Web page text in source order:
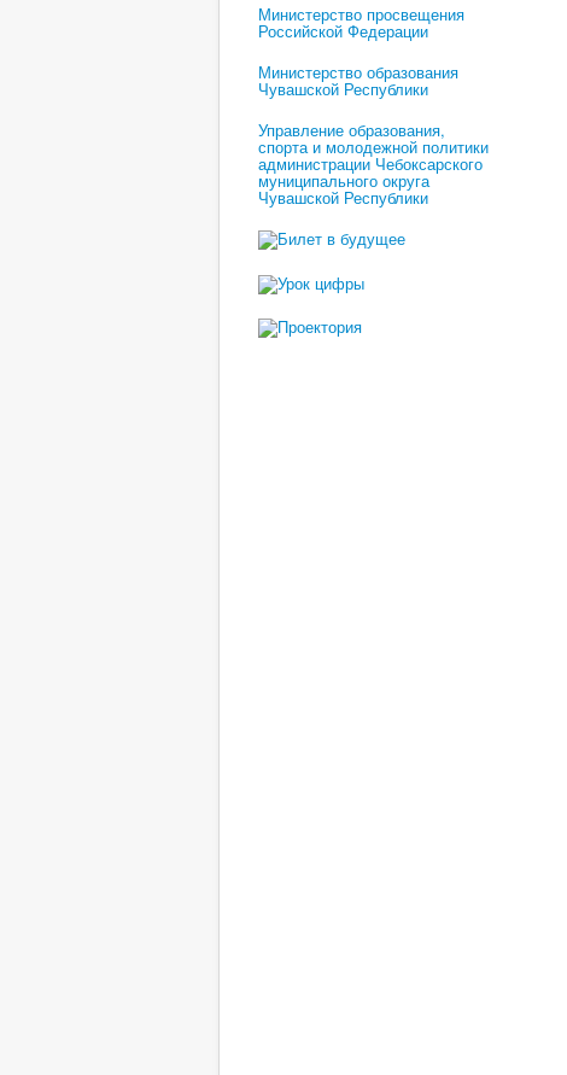
Министерство просвещения
Российской Федерации
Министерство образования
Чувашской Республики
Управление образования,
спорта и молодежной политики
администрации Чебоксарского
муниципального округа
Чувашской Республики